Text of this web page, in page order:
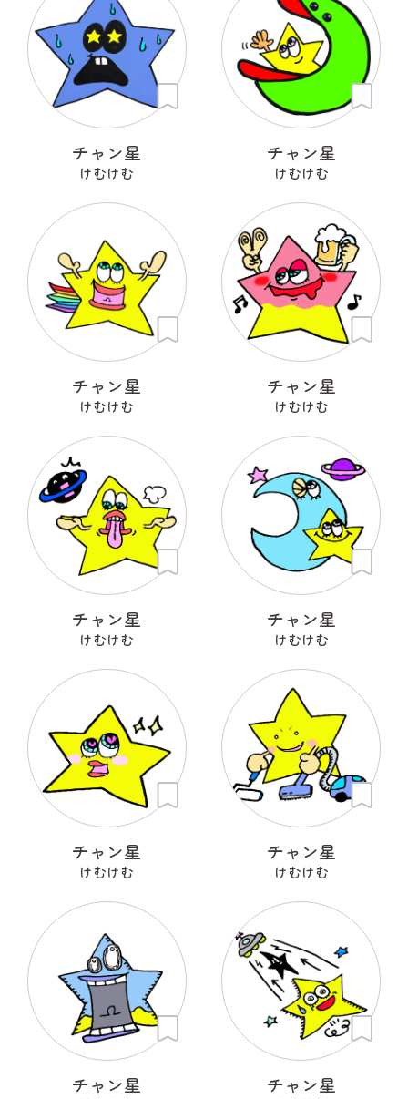
チャン星
けむけむ
チャン星
けむけむ
チャン星
けむけむ
チャン星
けむけむ
チャン星
けむけむ
チャン星
けむけむ
チャン星
けむけむ
チャン星
けむけむ
チャン星 チャン星